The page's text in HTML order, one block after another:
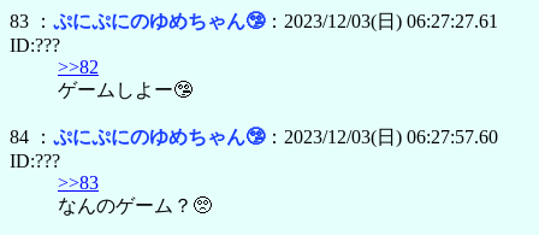
83 ： ぷにぷにのゆめちゃん🤥：2023/12/03(日) 06:27:27.61
ID:???
>>82
ゲームしよー🤥
84 ： ぷにぷにのゆめちゃん🤥：2023/12/03(日) 06:27:57.60
ID:???
>>83
なんのゲーム？🥺